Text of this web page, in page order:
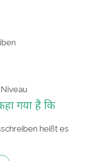
गया है कि
heißt es